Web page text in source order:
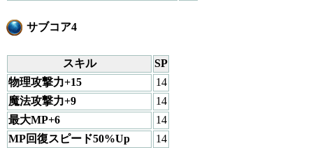
サブコア4
スキル
SP
物理攻撃力+15
14
魔法攻撃力+9
14
最大MP+6
14
MP回復スピード50%Up
14